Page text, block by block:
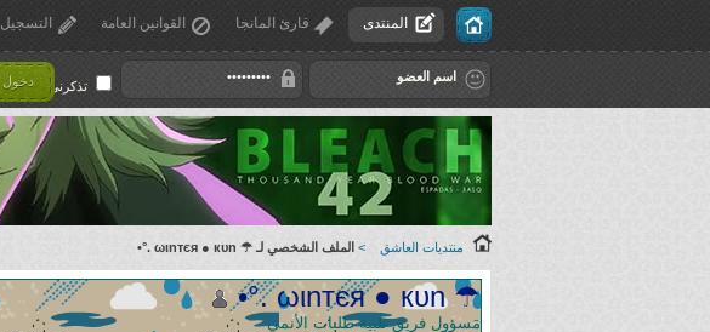
المنتدى قارئ المانجا القوانين العامة التسجيل
تذكرني ! دخول
منتديات العاشق > الملف الشخصي لـ ☂ ωιnтєя ● кυn .°•
☂ ωιnтєя ● кυn .°•
مَسؤول فريق تلبية طلبات الأنمي